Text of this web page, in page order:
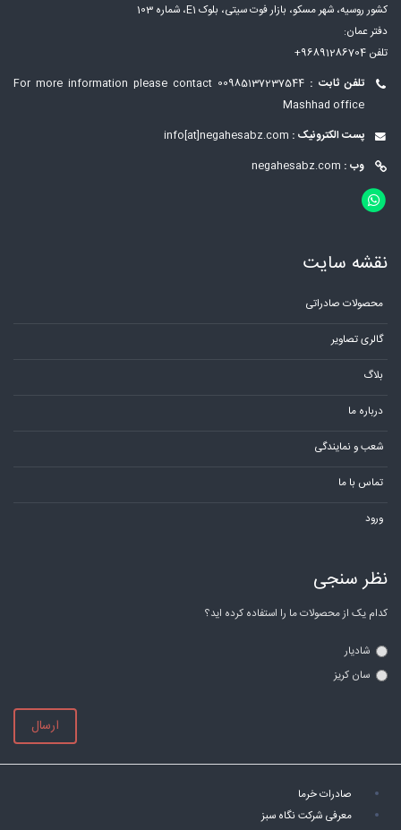
کشور روسیه، شهر مسكو، بازار فوت سيتی، بلوک E1، شماره 103
دفتر عمان:
تلفن 96891286704+
تلفن ثابت : 00985137237544
For more information please contact
Mashhad office
پست الکترونیک : info[at]negahesabz.com
وب : negahesabz.com
نقشه سایت
محصولات صادراتی
گالری تصاویر
بلاگ
درباره ما
شعب و نمایندگی
تماس با ما
ورود
نظر سنجی
کدام یک از محصولات ما را استفاده کرده اید؟
شادیار
سان کریز
ارسال
صادرات خرما
معرفی شرکت نگاه سبز